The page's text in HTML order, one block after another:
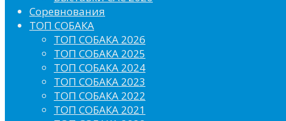
Соревнования
ТОП СОБАКА
ТОП СОБАКА 2026
ТОП СОБАКА 2025
ТОП СОБАКА 2024
ТОП СОБАКА 2023
ТОП СОБАКА 2022
ТОП СОБАКА 2021